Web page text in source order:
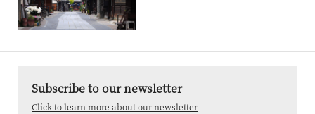
Subscribe to our newsletter
Click to learn more about our newsletter